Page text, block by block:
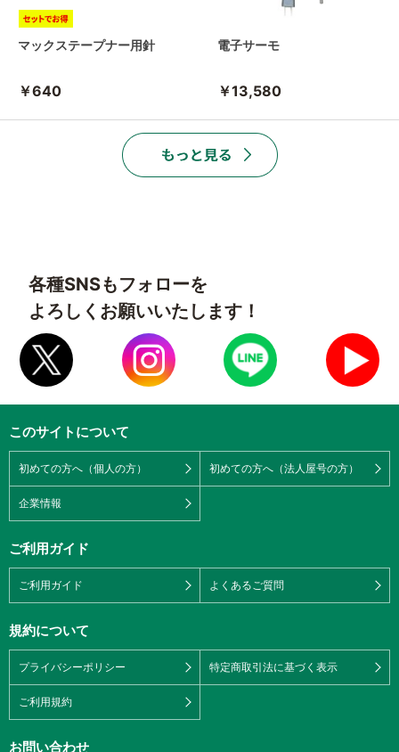
マックステープナー用針
￥640
電子サーモ
￥13,580
各種SNSもフォローを
よろしくお願いいたします！
このサイトについて
初めての方へ（個人の方） 初めての方へ（法人屋号の方）
企業情報
ご利用ガイド
ご利用ガイド よくあるご質問
規約について
プライバシーポリシー 特定商取引法に基づく表示
ご利用規約
お問い合わせ